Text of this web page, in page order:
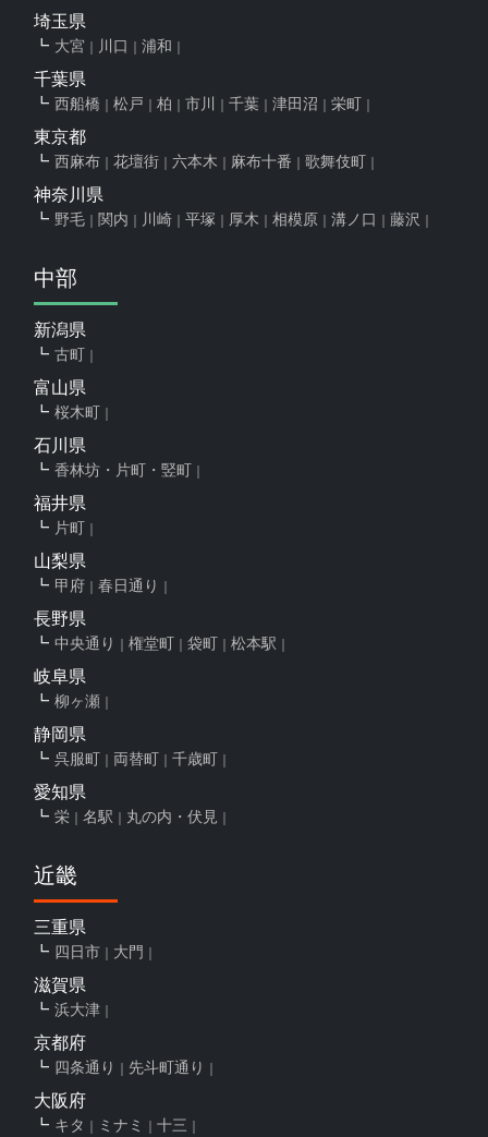
埼玉県
大宮 川口 浦和
千葉県
西船橋 松戸 柏 市川 千葉 津田沼 栄町
東京都
西麻布 花壇街 六本木 麻布十番 歌舞伎町
神奈川県
野毛 関内 川崎 平塚 厚木 相模原 溝ノ口 藤沢
中部
新潟県
古町
富山県
桜木町
石川県
香林坊・片町・竪町
福井県
片町
山梨県
甲府 春日通り
長野県
中央通り 権堂町 袋町 松本駅
岐阜県
柳ヶ瀬
静岡県
呉服町 両替町 千歳町
愛知県
栄 名駅 丸の内・伏見
近畿
三重県
四日市 大門
滋賀県
浜大津
京都府
四条通り 先斗町通り
大阪府
キタ ミナミ 十三